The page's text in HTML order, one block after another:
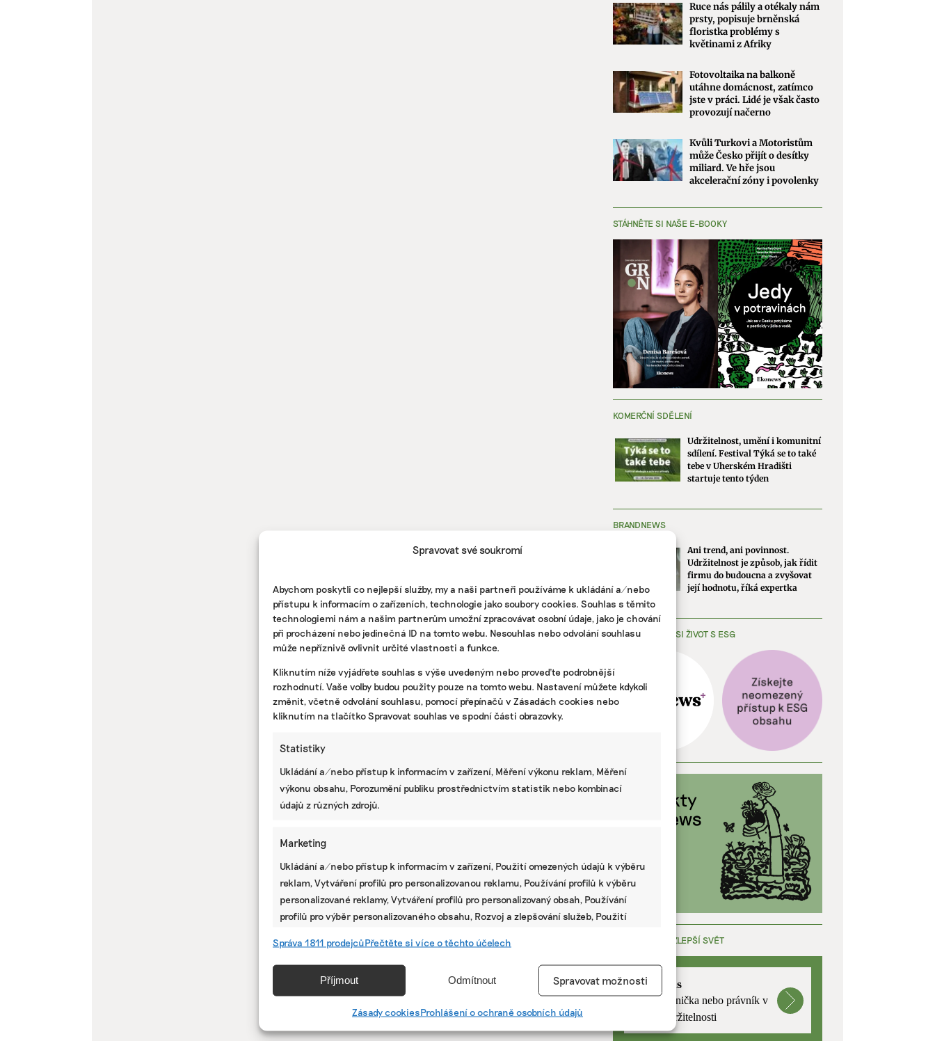
Spravovat své soukromí
Abychom poskytli co nejlepší služby, my a naši partneři používáme k ukládání a/nebo
přístupu k informacím o zařízeních, technologie jako soubory cookies. Souhlas s těmito
technologiemi nám a našim partnerům umožní zpracovávat osobní údaje, jako je chování
při procházení nebo jedinečná ID na tomto webu. Nesouhlas nebo odvolání souhlasu
může nepříznivě ovlivnit určité vlastnosti a funkce.
Kliknutím níže vyjádřete souhlas s výše uvedeným nebo proveďte podrobnější
rozhodnutí. Vaše volby budou použity pouze na tomto webu. Nastavení můžete kdykoli
změnit, včetně odvolání souhlasu, pomocí přepínačů v Zásadách cookies nebo
kliknutím na tlačítko Spravovat souhlas ve spodní části obrazovky.
Statistiky
Ukládání a/nebo přístup k informacím v zařízení, Měření výkonu reklam, Měření
výkonu obsahu, Porozumění publiku prostřednictvím statistik nebo kombinací
údajů z různých zdrojů.
Marketing
Ukládání a/nebo přístup k informacím v zařízení, Použití omezených údajů k výběru
reklam, Vytváření profilů pro personalizovanou reklamu, Používání profilů k výběru
personalizované reklamy, Vytváření profilů pro personalizovaný obsah, Používání
profilů pro výběr personalizovaného obsahu, Rozvoj a zlepšování služeb, Použití
Přiřazování a kombinování údajů z jiných zdrojů údajů, Propojení různých
zařízení, Identifikace zařízení na základě automaticky přenášených
Správa 1811 prodejcůPřečtěte si více o těchto účelech
Příjmout Odmítnout Spravovat možnosti
Zásady cookiesProhlášení o ochraně osobních údajů
Ruce nás pálily a otékaly nám
prsty, popisuje brněnská
floristka problémy s
květinami z Afriky
Fotovoltaika na balkoně
utáhne domácnost, zatímco
jste v práci. Lidé je však často
provozují načerno
Kvůli Turkovi a Motoristům
může Česko přijít o desítky
miliard. Ve hře jsou
akcelerační zóny i povolenky
STÁHNĚTE SI NAŠE E-BOOKY
KOMERČNÍ SDĚLENÍ
Udržitelnost, umění i komunitní
sdílení. Festival Týká se to také
tebe v Uherském Hradišti
startuje tento týden
BRANDNEWS
Ani trend, ani povinnost.
Udržitelnost je způsob, jak řídit
firmu do budoucna a zvyšovat
její hodnotu, říká expertka
ZJEDNODUŠTE SI ŽIVOT S ESG
PRÁCE, KTERÁ ZLEPŠÍ SVĚT
mutualus
Stáž: právnička nebo právník v
oblasti udržitelnosti